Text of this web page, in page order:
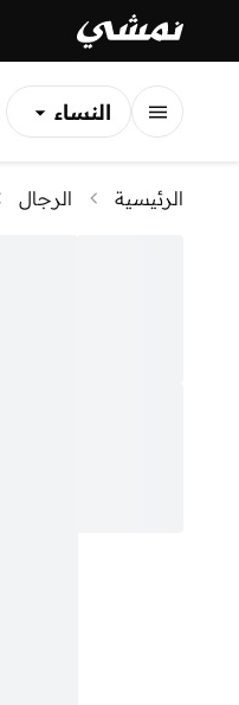
النساء
الأطفال
الرئيسية الرجال